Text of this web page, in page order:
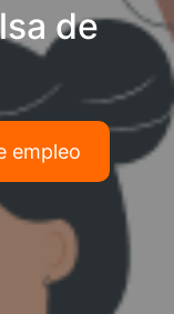
de
empleo